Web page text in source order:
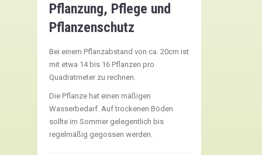
Pflanzung, Pflege und
Pflanzenschutz
Bei einem Pflanzabstand von ca. 20cm ist
mit etwa 14 bis 16 Pflanzen pro
Quadratmeter zu rechnen.
Die Pflanze hat einen mäßigen
Wasserbedarf. Auf trockenen Böden
sollte im Sommer gelegentlich bis
regelmäßig gegossen werden.